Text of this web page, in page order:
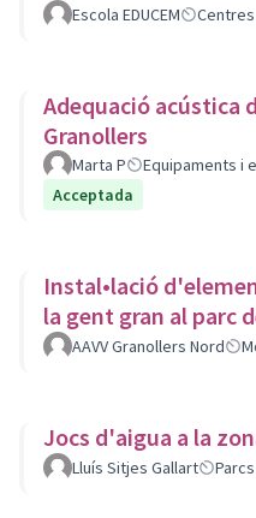
Escola EDUCEM
Adequació acústica
Granollers
Marta P Equipaments i
Acceptada
Instal•lació
la gent gran al parc
AAVV Granollers Nord
Jocs d'aigua a la
Lluís Sitjes Gallart